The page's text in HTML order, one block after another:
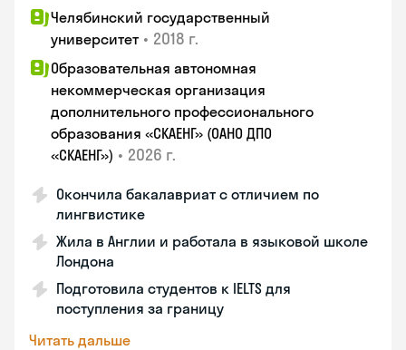
Челябинский государственный
университет • 2018 г.
Образовательная автономная
некоммерческая организация
дополнительного профессионального
образования «СКАЕНГ» (ОАНО ДПО
«СКАЕНГ») • 2026 г.
Окончила бакалавриат с отличием по
лингвистике
Жила в Англии и работала в языковой школе
Лондона
Подготовила студентов к IELTS для
поступления за границу
Читать дальше